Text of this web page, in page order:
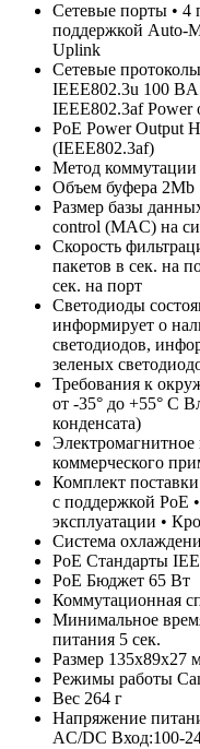
Сетевые порты • 4
поддержкой Auto-
Uplink
Сетевые протоколы
IEEE802.3u 100
IEEE802.3af Power
PoE Power Output
(IEEE802.3af)
Метод коммутации
Объем буфера 2Mb
Размер базы
control (MAC) на
Скорость
пакетов в сек. на
сек. на порт
Светодиоды
информирует о
светодиодов,
зеленых
Требования к
от -35° до +55° C
конденсата)
Электромагнитное
коммерческого
Комплект поставки
с поддержкой PoE
эксплуатации •
Система
PoE Стандарты
PoE Бюджет 65 Вт
Коммутационная
Минимальное
питания 5 сек.
Размер 135x89x27
Режимы работы
Вес 264 г
Напряжение
AC/DC Вход:100-